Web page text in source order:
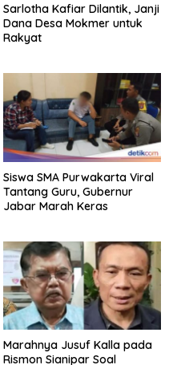
Sarlotha Kafiar Dilantik, Janji
Dana Desa Mokmer untuk
Rakyat
Siswa SMA Purwakarta Viral
Tantang Guru, Gubernur
Jabar Marah Keras
Marahnya Jusuf Kalla pada
Rismon Sianipar Soal